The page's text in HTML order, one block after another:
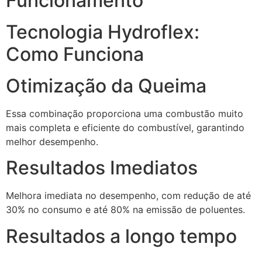
Tecnologia Hydroflex:
Como Funciona
Otimização da Queima
Essa combinação proporciona uma combustão muito
mais completa e eficiente do combustível, garantindo
melhor desempenho.
Resultados Imediatos
Melhora imediata no desempenho, com redução de até
30% no consumo e até 80% na emissão de poluentes.
Resultados a longo tempo